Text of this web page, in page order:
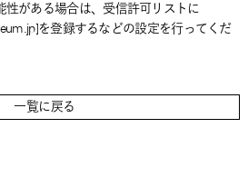
性がある場合は、受信許可リストに
を登録するなどの設定を行ってくだ
一覧に戻る